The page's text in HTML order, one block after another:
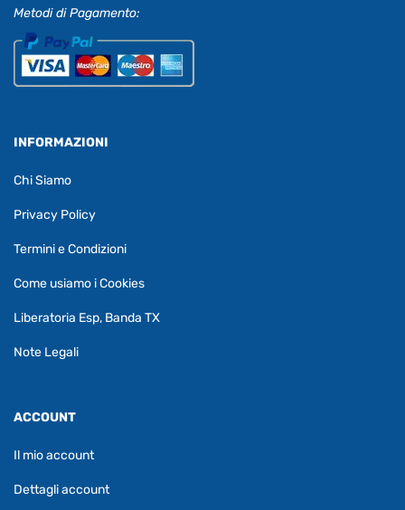
Metodi di Pagamento:
INFORMAZIONI
Chi Siamo
Privacy Policy
Termini e Condizioni
Come usiamo i Cookies
Liberatoria Esp, Banda TX
Note Legali
ACCOUNT
Il mio account
Dettagli account